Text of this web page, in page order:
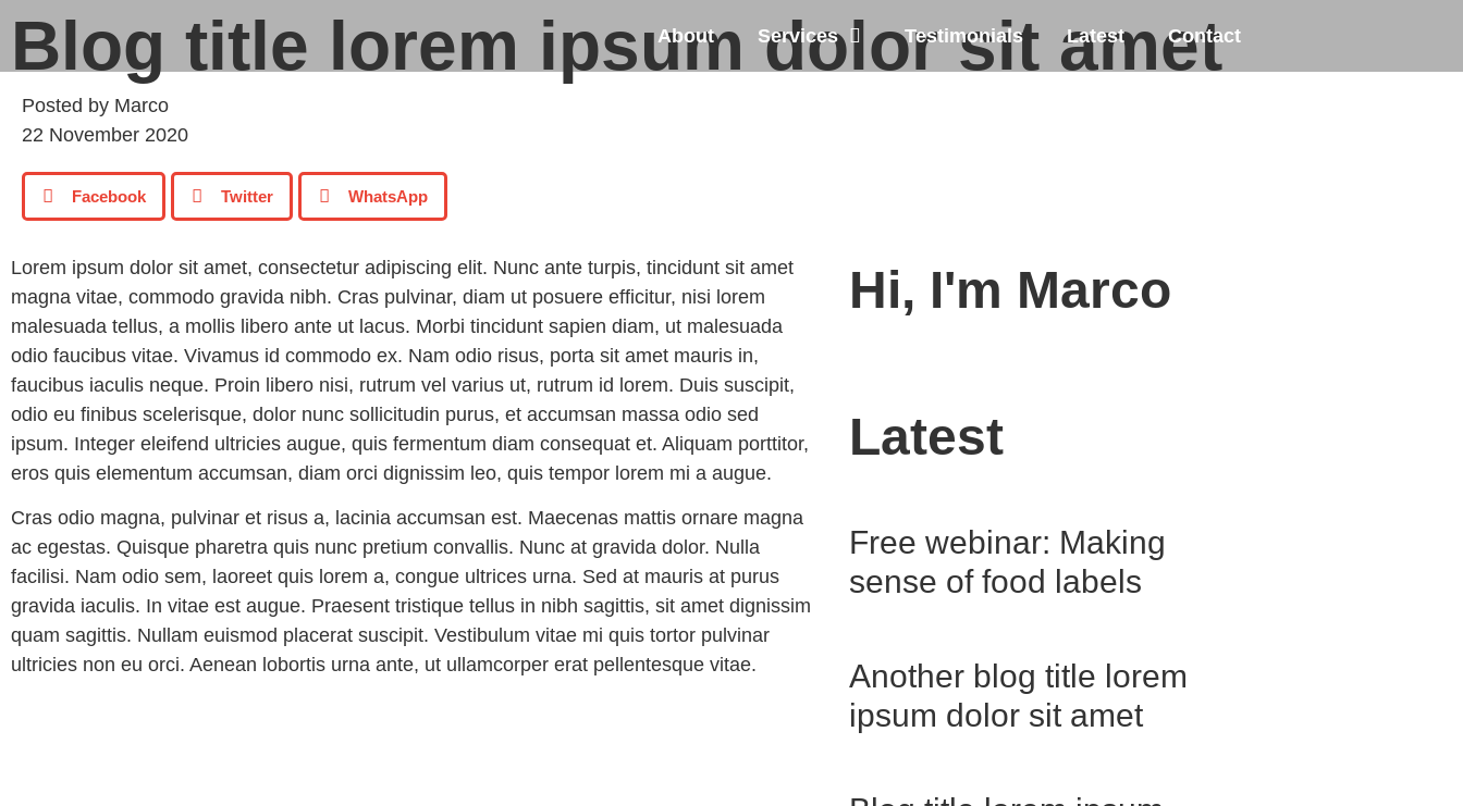
About Services Testimonials Latest Contact
Blog title lorem ipsum dolor sit amet
Posted by Marco
22 November 2020
Facebook Twitter WhatsApp
Lorem ipsum dolor sit amet, consectetur adipiscing elit. Nunc ante turpis, tincidunt sit amet
magna vitae, commodo gravida nibh. Cras pulvinar, diam ut posuere efficitur, nisi lorem
malesuada tellus, a mollis libero ante ut lacus. Morbi tincidunt sapien diam, ut malesuada
odio faucibus vitae. Vivamus id commodo ex. Nam odio risus, porta sit amet mauris in,
faucibus iaculis neque. Proin libero nisi, rutrum vel varius ut, rutrum id lorem. Duis suscipit,
odio eu finibus scelerisque, dolor nunc sollicitudin purus, et accumsan massa odio sed
ipsum. Integer eleifend ultricies augue, quis fermentum diam consequat et. Aliquam porttitor,
eros quis elementum accumsan, diam orci dignissim leo, quis tempor lorem mi a augue.
Cras odio magna, pulvinar et risus a, lacinia accumsan est. Maecenas mattis ornare magna
ac egestas. Quisque pharetra quis nunc pretium convallis. Nunc at gravida dolor. Nulla
facilisi. Nam odio sem, laoreet quis lorem a, congue ultrices urna. Sed at mauris at purus
gravida iaculis. In vitae est augue. Praesent tristique tellus in nibh sagittis, sit amet dignissim
quam sagittis. Nullam euismod placerat suscipit. Vestibulum vitae mi quis tortor pulvinar
ultricies non eu orci. Aenean lobortis urna ante, ut ullamcorper erat pellentesque vitae.
Hi, I'm Marco
Latest
Free webinar: Making
sense of food labels
Another blog title lorem
ipsum dolor sit amet